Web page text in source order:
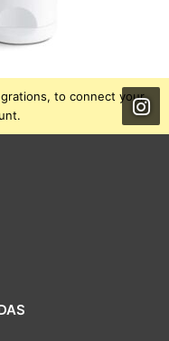
to connect your